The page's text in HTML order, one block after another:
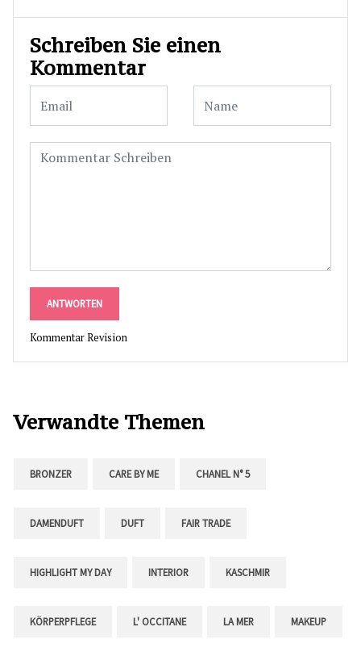
Schreiben Sie einen
Kommentar
ANTWORTEN
Kommentar Revision
Verwandte Themen
BRONZER CARE BY ME CHANEL N° 5
DAMENDUFT DUFT FAIR TRADE
HIGHLIGHT MY DAY INTERIOR KASCHMIR
KÖRPERPFLEGE L' OCCITANE LA MER MAKEUP